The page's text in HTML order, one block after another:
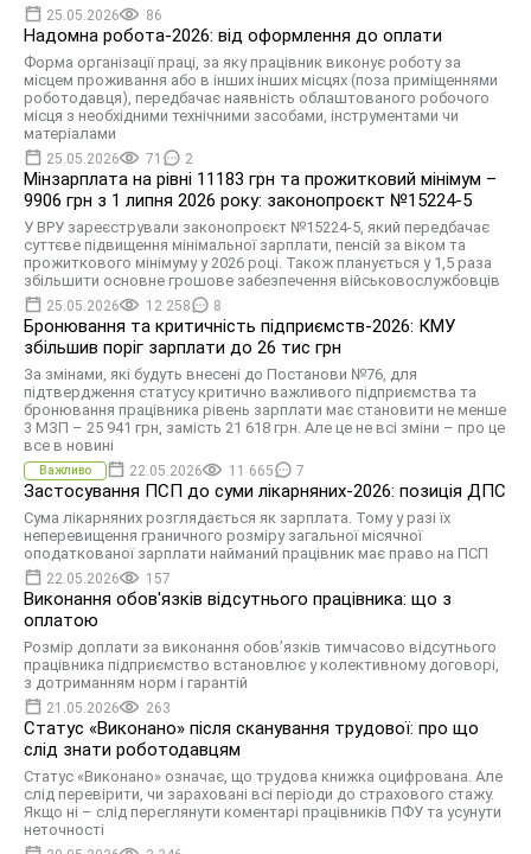
25.05.2026 86
Надомна робота-2026: від оформлення до оплати
Форма організації праці, за яку працівник виконує роботу за
місцем проживання або в інших інших місцях (поза приміщеннями
роботодавця), передбачає наявність облаштованого робочого
місця з необхідними технічними засобами, інструментами чи
матеріалами
25.05.2026 71 2
Мінзарплата на рівні 11183 грн та прожитковий мінімум –
9906 грн з 1 липня 2026 року: законопроєкт №15224-5
У ВРУ зареєстрували законопроєкт №15224-5, який передбачає
суттєве підвищення мінімальної зарплати, пенсій за віком та
прожиткового мінімуму у 2026 році. Також планується у 1,5 раза
збільшити основне грошове забезпечення військовослужбовців
25.05.2026 12 258 8
Бронювання та критичність підприємств-2026: КМУ
збільшив поріг зарплати до 26 тис грн
За змінами, які будуть внесені до Постанови №76, для
підтвердження статусу критично важливого підприємства та
бронювання працівника рівень зарплати має становити не менше
3 МЗП – 25 941 грн, замість 21 618 грн. Але це не всі зміни – про це
все в новині
Важливо 22.05.2026 11 665 7
Застосування ПСП до суми лікарняних-2026: позиція ДПС
Сума лікарняних розглядається як зарплата. Тому у разі їх
неперевищення граничного розміру загальної місячної
оподаткованої зарплати найманий працівник має право на ПСП
22.05.2026 157
Виконання обов'язків відсутнього працівника: що з
оплатою
Розмір доплати за виконання обов’язків тимчасово відсутнього
працівника підприємство встановлює у колективному договорі,
з дотриманням норм і гарантій
21.05.2026 263
Статус «Виконано» після сканування трудової: про що
слід знати роботодавцям
Статус «Виконано» означає, що трудова книжка оцифрована. Але
слід перевірити, чи зараховані всі періоди до страхового стажу.
Якщо ні – слід переглянути коментарі працівників ПФУ та усунути
неточності